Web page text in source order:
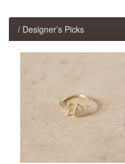
/ Designer’s Picks